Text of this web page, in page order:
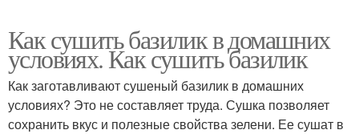
Как сушить базилик в домашних
условиях. Как сушить базилик
Как заготавливают сушеный базилик в домашних
условиях? Это не составляет труда. Сушка позволяет
сохранить вкус и полезные свойства зелени. Ее сушат в